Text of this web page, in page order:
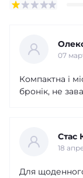
07
Компактна і
бронік, не
Стас
18
Для